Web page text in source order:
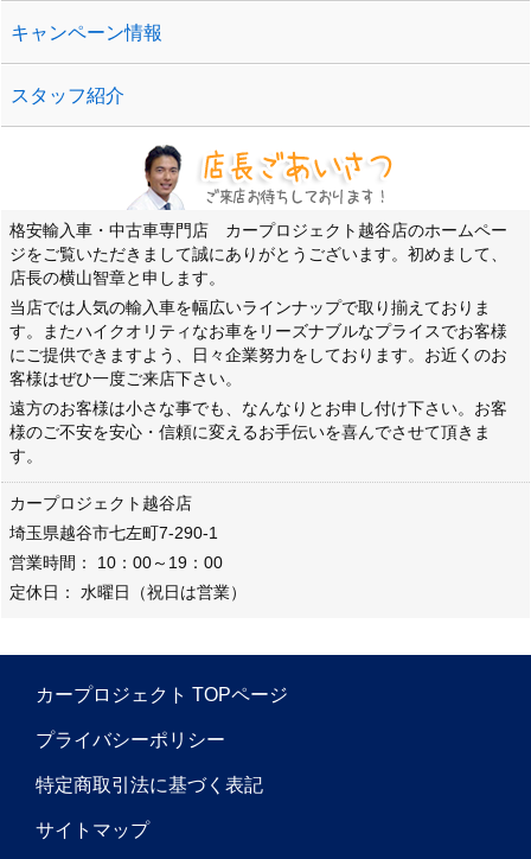
キャンペーン情報
スタッフ紹介
格安輸入車・中古車専門店 カープロジェクト越谷店のホームペー
ジをご覧いただきまして誠にありがとうございます。初めまして、
店長の横山智章と申します。
当店では人気の輸入車を幅広いラインナップで取り揃えておりま
す。またハイクオリティなお車をリーズナブルなプライスでお客様
にご提供できますよう、日々企業努力をしております。お近くのお
客様はぜひ一度ご来店下さい。
遠方のお客様は小さな事でも、なんなりとお申し付け下さい。お客
様のご不安を安心・信頼に変えるお手伝いを喜んでさせて頂きま
す。
カープロジェクト越谷店
埼玉県越谷市七左町7-290-1
営業時間： 10：00～19：00
定休日： 水曜日（祝日は営業）
カープロジェクト TOPページ
プライバシーポリシー
特定商取引法に基づく表記
サイトマップ